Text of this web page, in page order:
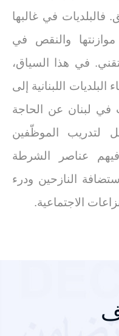
فالبلديات في غالبها
والنقص في
في هذا السياق،
اللبنانية إلى
في لبنان عن الحاجة
لتدريب الموظّفين
فيهم عناصر الشرطة
النازحين ودرء
الاجتماعية.